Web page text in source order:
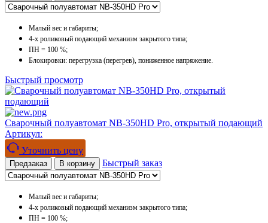
Малый вес и габариты;
4-х роликовый подающий механизм закрытого типа;
ПН = 100 %;
Блокировки: перегрузка (перегрев), пониженное напряжение.
Быстрый просмотр
Сварочный полуавтомат NB-350HD Pro, открытый подающий
Артикул:
Уточнить цену
Предзаказ В корзину Быстрый заказ
Малый вес и габариты;
4-х роликовый подающий механизм закрытого типа;
ПН = 100 %;